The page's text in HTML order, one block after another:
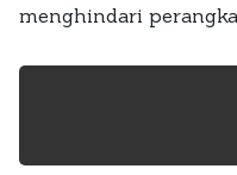
menghindari